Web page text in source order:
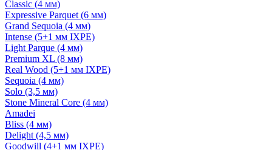
Classic (4 мм)
Expressive Parquet (6 мм)
Grand Sequoia (4 мм)
Intense (5+1 мм IXPE)
Light Parque (4 мм)
Premium XL (8 мм)
Real Wood (5+1 мм IXPE)
Sequoia (4 мм)
Solo (3,5 мм)
Stone Mineral Core (4 мм)
Amadei
Bliss (4 мм)
Delight (4,5 мм)
Goodwill (4+1 мм IXPE)